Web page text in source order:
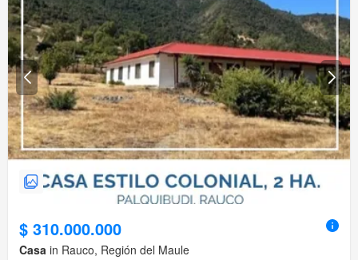
$ 310.000.000
Casa in Rauco, Región del Maule